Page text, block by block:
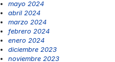
mayo 2024
abril 2024
marzo 2024
febrero 2024
enero 2024
diciembre 2023
noviembre 2023